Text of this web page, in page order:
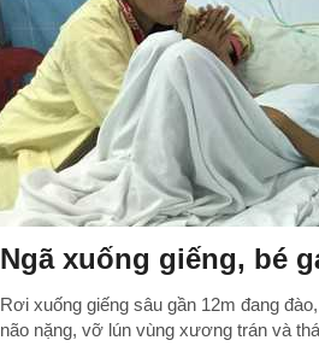
Ngã xuống giếng, bé
Rơi xuống giếng sâu gần 12m đang
não nặng, vỡ lún vùng xương trán và